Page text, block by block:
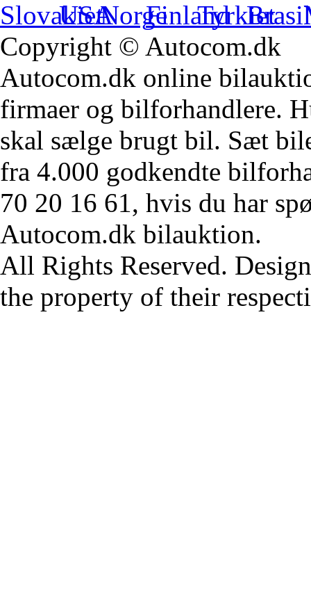
Copyright © Autocom.dk
Autocom.dk online
firmaer og bilforhandlere.
skal sælge brugt bil. Sæt
fra 4.000 godkendte
70 20 16 61, hvis du har
Autocom.dk bilauktion.
All Rights Reserved.
the property of their